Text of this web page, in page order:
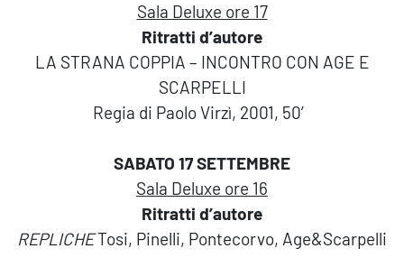
Sala Deluxe ore 17
Ritratti d’autore
LA STRANA COPPIA – INCONTRO CON AGE E
SCARPELLI
Regia di Paolo Virzì, 2001, 50′
SABATO 17 SETTEMBRE
Sala Deluxe ore 16
Ritratti d’autore
REPLICHETosi, Pinelli, Pontecorvo, Age&Scarpelli